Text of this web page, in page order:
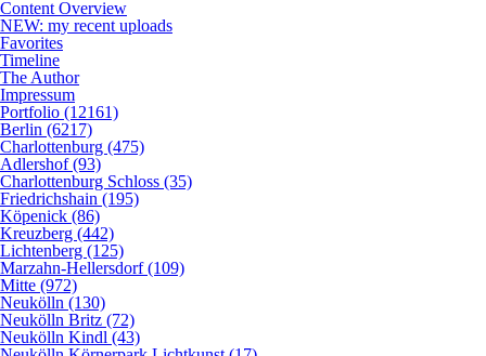
Content Overview
NEW: my recent uploads
Favorites
Timeline
The Author
Impressum
Portfolio (12161)
Berlin (6217)
Charlottenburg (475)
Adlershof (93)
Charlottenburg Schloss (35)
Friedrichshain (195)
Köpenick (86)
Kreuzberg (442)
Lichtenberg (125)
Marzahn-Hellersdorf (109)
Mitte (972)
Neukölln (130)
Neukölln Britz (72)
Neukölln Kindl (43)